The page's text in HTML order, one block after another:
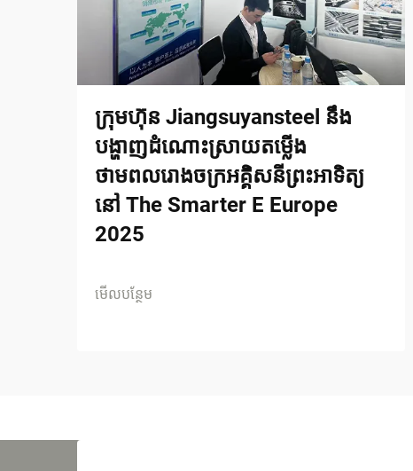
ក្រុមហ៊ុន Jiangsuyansteel នឹង
បង្ហាញដំណោះស្រាយតម្លើង
ថាមពលរោងចក្រអគ្គិសនីព្រះអាទិត្យ
នៅ The Smarter E Europe
2025
មើលបន្ថែម